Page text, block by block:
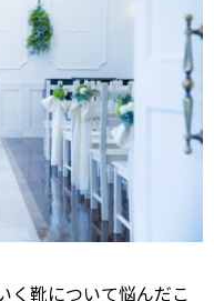
く靴について悩んだこ